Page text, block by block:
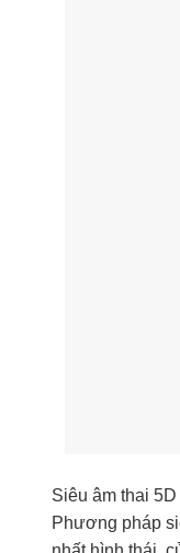
Siêu âm thai
Phương pháp